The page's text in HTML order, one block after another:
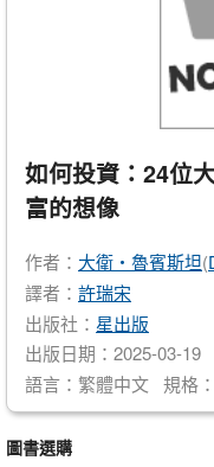
如何投資：24位
富的想像
作者： 大衛・魯賓斯坦(
譯者： 許瑞宋
出版社： 星出版
出版日期：2025-03-19
語言：繁體中文 規格
圖書選購